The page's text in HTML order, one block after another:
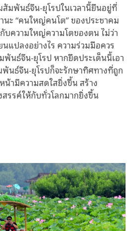
มพันธ์จีน-ยุโรปในเวลานี้ยืนอยู่ที่
นะ “คนใหญ่คนโต” ของประชาคม
บความใหญ่ความโตของตน ไม่ว่า
แปลงอย่างไร ความร่วมมือควร
นธ์จีน-ยุโรป หากยึดประเด็นนี้เอา
พันธ์จีน-ยุโรปก็จะรักษาทิศทางที่ถูก
น้ามีความสดใสยิ่งขึ้น สร้าง
รรค์ให้กับทั่วโลกมากยิ่งขึ้น